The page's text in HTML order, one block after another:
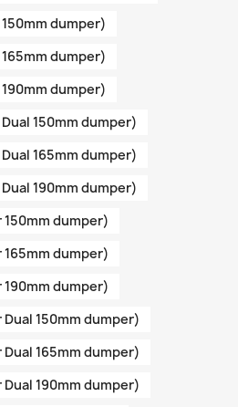
dumper)
dumper)
dumper)
150mm dumper)
165mm dumper)
190mm dumper)
150mm dumper)
165mm dumper)
190mm dumper)
150mm dumper)
165mm dumper)
190mm dumper)